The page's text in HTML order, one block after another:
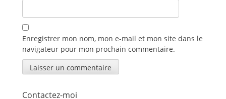
Enregistrer mon nom, mon e-mail et mon site dans le
navigateur pour mon prochain commentaire.
Contactez-moi